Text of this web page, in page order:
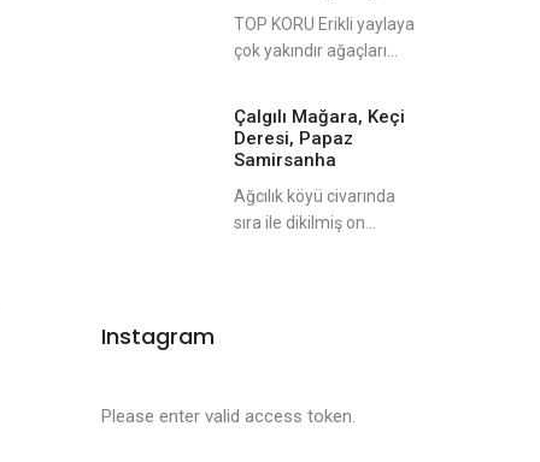
TOP KORU Erikli yaylaya
çok yakındır ağaçları...
Çalgılı Mağara, Keçi
Deresi, Papaz
Samirsanha
Ağcılık köyü civarında
sıra ile dikilmiş on...
Instagram
Please enter valid access token.